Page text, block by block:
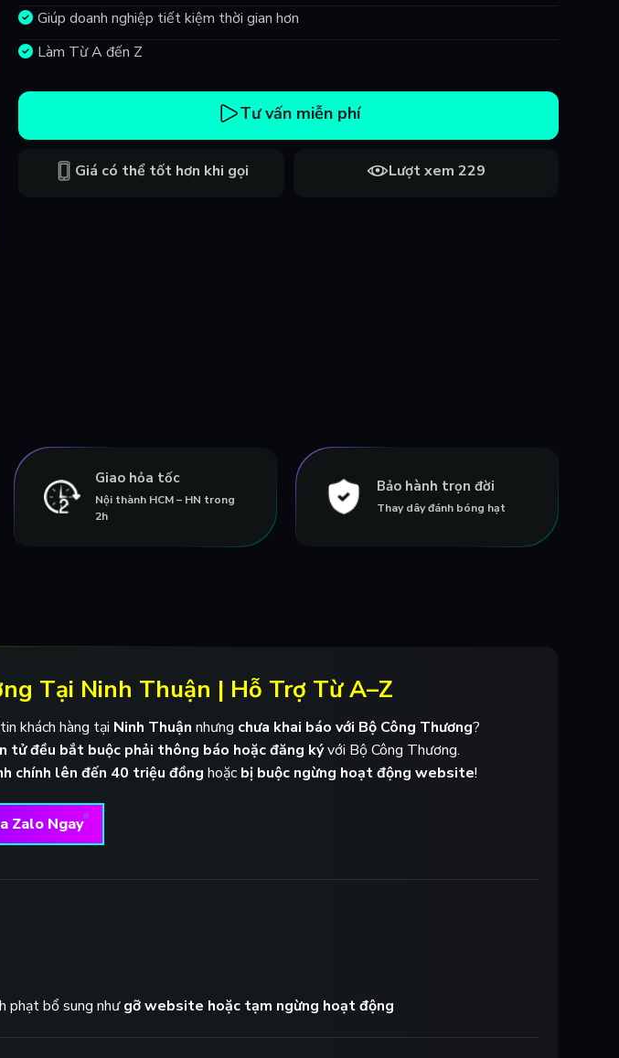
Giúp doanh nghiệp tiết kiệm thời gian hơn
Làm Từ A đến Z
Tư vấn miễn phí
Giá có thể tốt hơn khi gọi Lượt xem 229
Giao hỏa tốc
Nội thành HCM – HN trong
2h
Bảo hành trọn đời
Thay dây đánh bóng hạt
Tại Ninh Thuận | Hỗ Trợ Từ A–Z
khách hàng tại Ninh Thuận nhưng chưa khai báo với Bộ Công Thương?
tử đều bắt buộc phải thông báo hoặc đăng kývới Bộ Công Thương.
chính lên đến 40 triệu đồng hoặc bị buộc ngừng hoạt động website!
Zalo Ngay
phạt bổ sung nhưgỡ website hoặc tạm ngừng hoạt động